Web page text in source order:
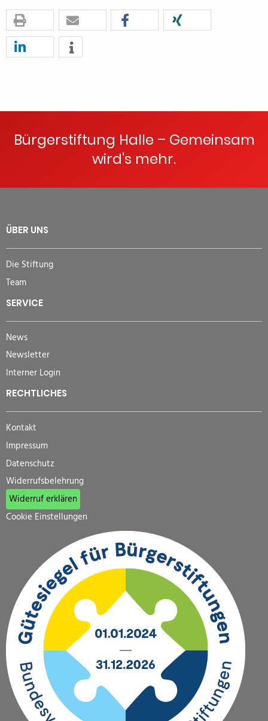
Bürgerstiftung Halle – Gemeinsam
wird's mehr.
ÜBER UNS
Die Stiftung
Team
SERVICE
News
Newsletter
Interner Login
RECHTLICHES
Kontakt
Impressum
Datenschutz
Widerrufsbelehrung
Widerruf erklären
Cookie Einstellungen